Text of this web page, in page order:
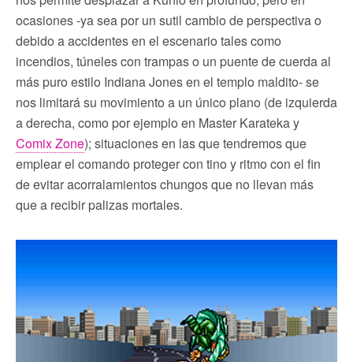
ocasiones -ya sea por un sutil cambio de perspectiva o
debido a accidentes en el escenario tales como
incendios, túneles con trampas o un puente de cuerda al
más puro estilo Indiana Jones en el templo maldito- se
nos limitará su movimiento a un único plano (de izquierda
a derecha, como por ejemplo en Master Karateka y
Comix Zone); situaciones en las que tendremos que
emplear el comando proteger con tino y ritmo con el fin
de evitar acorralamientos chungos que no llevan más
que a recibir palizas mortales.